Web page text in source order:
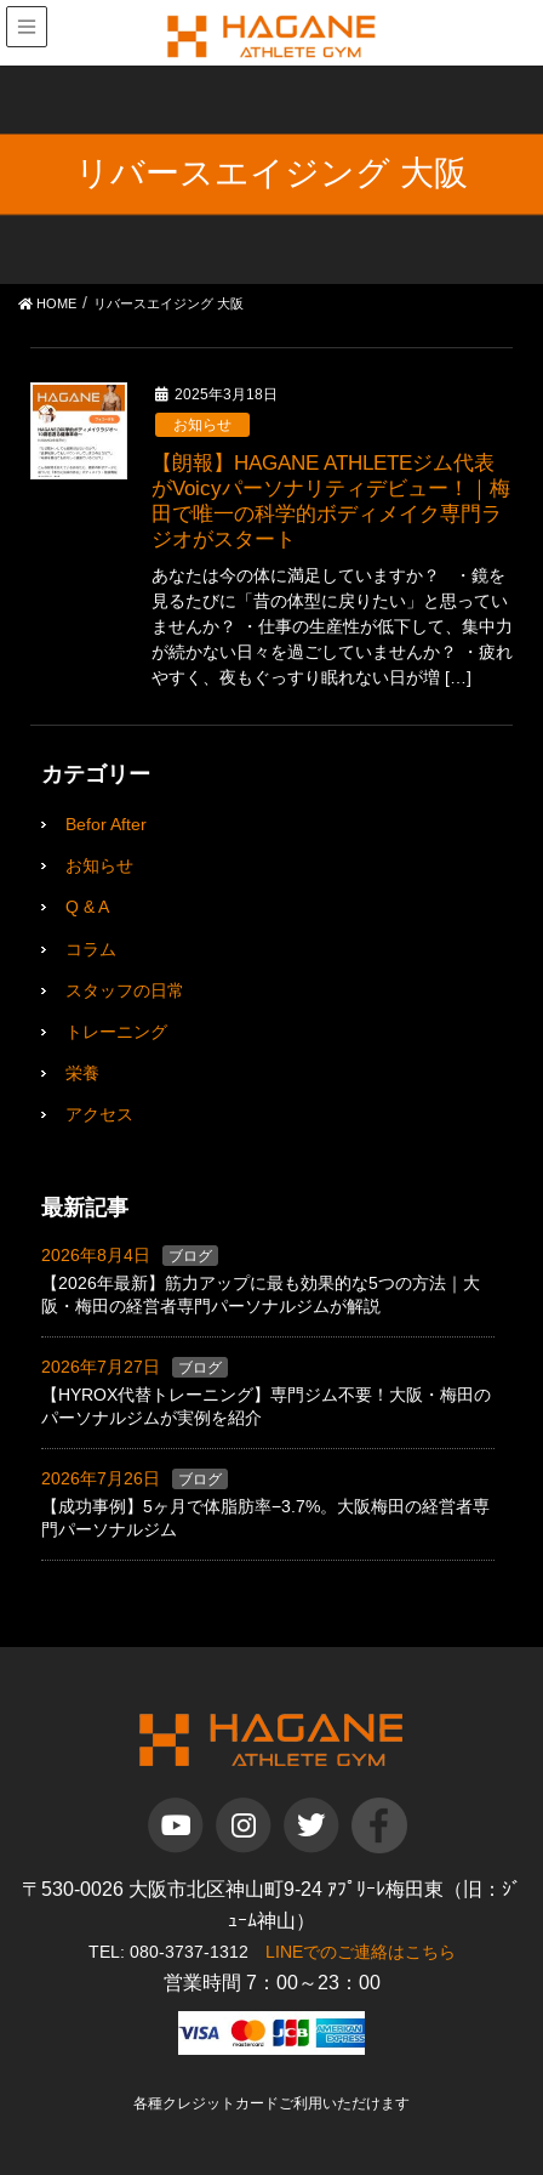
リバースエイジング 大阪
HOME リバースエイジング 大阪
2025年3月18日
お知らせ
【朗報】HAGANE ATHLETEジム代表
がVoicyパーソナリティデビュー！｜梅
田で唯一の科学的ボディメイク専門ラ
ジオがスタート
あなたは今の体に満足していますか？ ・鏡を
見るたびに「昔の体型に戻りたい」と思ってい
ませんか？ ・仕事の生産性が低下して、集中力
が続かない日々を過ごしていませんか？ ・疲れ
やすく、夜もぐっすり眠れない日が増 […]
カテゴリー
Befor After
お知らせ
Q & A
コラム
スタッフの日常
トレーニング
栄養
アクセス
最新記事
2026年8月4日 ブログ
【2026年最新】筋力アップに最も効果的な5つの方法｜大
阪・梅田の経営者専門パーソナルジムが解説
2026年7月27日 ブログ
【HYROX代替トレーニング】専門ジム不要！大阪・梅田の
パーソナルジムが実例を紹介
2026年7月26日 ブログ
【成功事例】5ヶ月で体脂肪率−3.7%。大阪梅田の経営者専
門パーソナルジム
〒530-0026 大阪市北区神山町9-24 ｱﾌﾟﾘｰﾚ梅田東（旧：ｼﾞ
ｭｰﾑ神山）
TEL: 080-3737-1312 LINEでのご連絡はこちら
営業時間 7：00～23：00
各種クレジットカードご利用いただけます